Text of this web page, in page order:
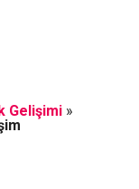
Gelişimi»